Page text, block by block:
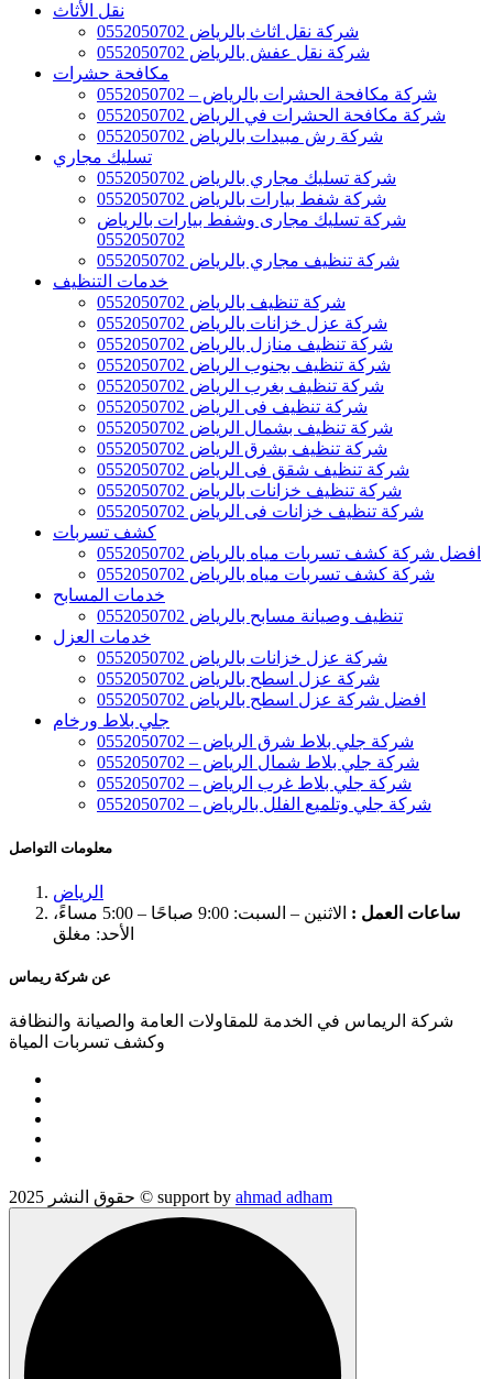
نقل الأثاث
شركة نقل اثاث بالرياض 0552050702
شركة نقل عفش بالرياض 0552050702
مكافحة حشرات
شركة مكافحة الحشرات بالرياض – 0552050702
شركة مكافحة الحشرات في الرياض 0552050702
شركة رش مبيدات بالرياض 0552050702
تسليك مجاري
شركة تسليك مجاري بالرياض 0552050702
شركة شفط بيارات بالرياض 0552050702
شركة تسليك مجارى وشفط بيارات بالرياض
0552050702
شركة تنظيف مجاري بالرياض 0552050702
خدمات التنظيف
شركة تنظيف بالرياض 0552050702
شركة عزل خزانات بالرياض 0552050702
شركة تنظيف منازل بالرياض 0552050702
شركة تنظيف بجنوب الرياض 0552050702
شركة تنظيف بغرب الرياض 0552050702
شركة تنظيف فى الرياض 0552050702
شركة تنظيف بشمال الرياض 0552050702
شركة تنظيف بشرق الرياض 0552050702
شركة تنظيف شقق فى الرياض 0552050702
شركة تنظيف خزانات بالرياض 0552050702
شركة تنظيف خزانات فى الرياض 0552050702
كشف تسربات
افضل شركة كشف تسربات مياه بالرياض 0552050702
شركة كشف تسربات مياه بالرياض 0552050702
خدمات المسابح
تنظيف وصيانة مسابح بالرياض 0552050702
خدمات العزل
شركة عزل خزانات بالرياض 0552050702
شركة عزل اسطح بالرياض 0552050702
افضل شركة عزل اسطح بالرياض 0552050702
جلي بلاط ورخام
شركة جلي بلاط شرق الرياض – 0552050702
شركة جلي بلاط شمال الرياض – 0552050702
شركة جلي بلاط غرب الرياض – 0552050702
شركة جلي وتلميع الفلل بالرياض – 0552050702
معلومات التواصل
الرياض
ساعات العمل :
الاثنين – السبت: 9:00 صباحًا – 5:00 مساءً،
الأحد: مغلق
عن شركة ريماس
شركة الريماس في الخدمة للمقاولات العامة والصيانة والنظافة
وكشف تسربات المياة
حقوق النشر 2025 © support by ahmad adham